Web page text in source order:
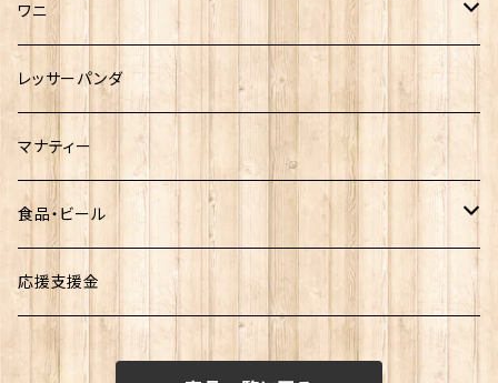
ワニ
熱川ばにお
雨宮ひかるさんグッズ
レッサーパンダ
マナティー
食品・ビール
お菓子
ビール
応援支援金